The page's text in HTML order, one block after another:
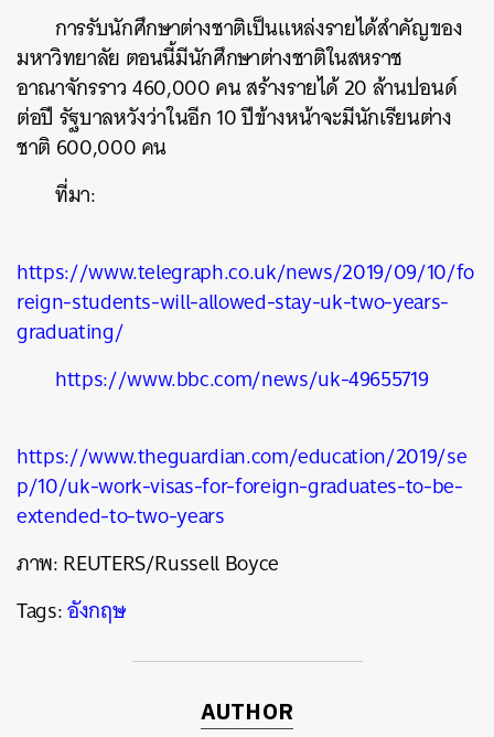
การรับนักศึกษาต่างชาติเป็นแหล่งรายได้สำคัญของ
มหาวิทยาลัย ตอนนี้มีนักศึกษาต่างชาติในสหราช
อาณาจักรราว 460,000 คน สร้างรายได้ 20 ล้านปอนด์
ต่อปี รัฐบาลหวังว่าในอีก 10 ปีข้างหน้าจะมีนักเรียนต่าง
ชาติ 600,000 คน
ที่มา:
https://www.telegraph.co.uk/news/2019/09/10/fo
reign-students-will-allowed-stay-uk-two-years-
graduating/
https://www.bbc.com/news/uk-49655719
https://www.theguardian.com/education/2019/se
p/10/uk-work-visas-for-foreign-graduates-to-be-
extended-to-two-years
ภาพ:REUTERS/Russell Boyce
Tags:อังกฤษ
AUTHOR